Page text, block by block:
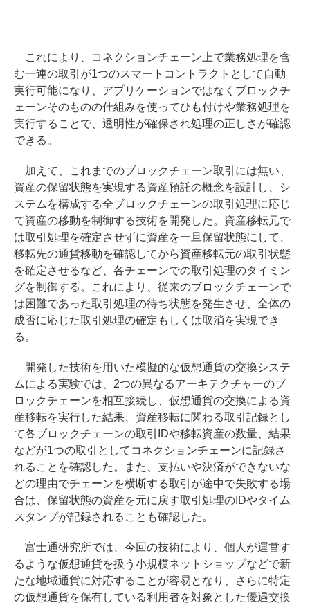
これにより、コネクションチェーン上で業務処理を含
む一連の取引が1つのスマートコントラクトとして自動
実行可能になり、アプリケーションではなくブロックチ
ェーンそのものの仕組みを使ってひも付けや業務処理を
実行することで、透明性が確保され処理の正しさが確認
できる。
加えて、これまでのブロックチェーン取引には無い、
資産の保留状態を実現する資産預託の概念を設計し、シ
ステムを構成する全ブロックチェーンの取引処理に応じ
て資産の移動を制御する技術を開発した。資産移転元で
は取引処理を確定させずに資産を一旦保留状態にして、
移転先の通貨移動を確認してから資産移転元の取引状態
を確定させるなど、各チェーンでの取引処理のタイミン
グを制御する。これにより、従来のブロックチェーンで
は困難であった取引処理の待ち状態を発生させ、全体の
成否に応じた取引処理の確定もしくは取消を実現でき
る。
開発した技術を用いた模擬的な仮想通貨の交換システ
ムによる実験では、2つの異なるアーキテクチャーのブ
ロックチェーンを相互接続し、仮想通貨の交換による資
産移転を実行した結果、資産移転に関わる取引記録とし
て各ブロックチェーンの取引IDや移転資産の数量、結果
などが1つの取引としてコネクションチェーンに記録さ
れることを確認した。また、支払いや決済ができないな
どの理由でチェーンを横断する取引が途中で失敗する場
合は、保留状態の資産を元に戻す取引処理のIDやタイム
スタンプが記録されることも確認した。
富士通研究所では、今回の技術により、個人が運営す
るような仮想通貨を扱う小規模ネットショップなどで新
たな地域通貨に対応することが容易となり、さらに特定
の仮想通貨を保有している利用者を対象とした優遇交換